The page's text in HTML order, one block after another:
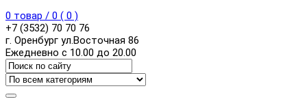
0 товар / 0 ( 0 )
+7 (3532) 70 70 76
г. Оренбург ул.Восточная 86
Ежедневно с 10.00 до 20.00